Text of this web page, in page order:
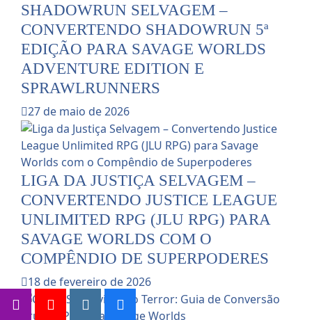
SHADOWRUN SELVAGEM –
CONVERTENDO SHADOWRUN 5ª
EDIÇÃO PARA SAVAGE WORLDS
ADVENTURE EDITION E
SPRAWLRUNNERS
27 de maio de 2026
LIGA DA JUSTIÇA SELVAGEM –
CONVERTENDO JUSTICE LEAGUE
UNLIMITED RPG (JLU RPG) PARA
SAVAGE WORLDS COM O
COMPÊNDIO DE SUPERPODERES
18 de fevereiro de 2026